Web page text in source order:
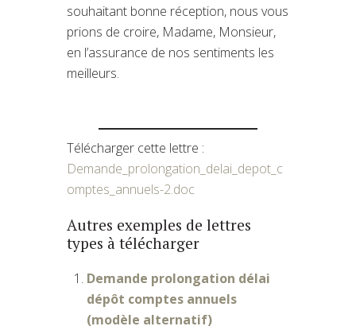
souhaitant bonne réception, nous vous
prions de croire, Madame, Monsieur,
en l’assurance de nos sentiments les
meilleurs.
Télécharger cette lettre :
Demande_prolongation_delai_depot_c
omptes_annuels-2.doc
Autres exemples de lettres
types à télécharger
Demande prolongation délai
dépôt comptes annuels
(modèle alternatif)